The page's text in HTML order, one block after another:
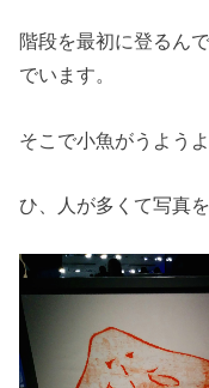
階段を最初に登るん
でいます。
そこで小魚がうよう
ひ、人が多くて写真